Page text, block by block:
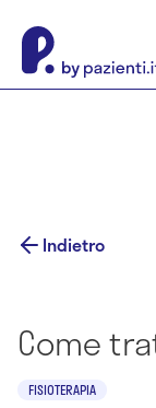
Indietro
Come
FISIOTERAPIA